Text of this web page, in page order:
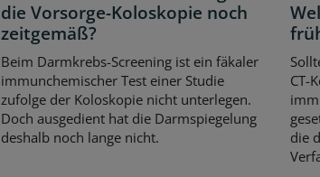
die Vorsorge-Koloskopie noch
zeitgemäß?
Beim Darmkrebs-Screening ist ein fäkaler
immunchemischer Test einer Studie
zufolge der Koloskopie nicht unterlegen.
Doch ausgedient hat die Darmspiegelung
deshalb noch lange nicht.
CT-
die